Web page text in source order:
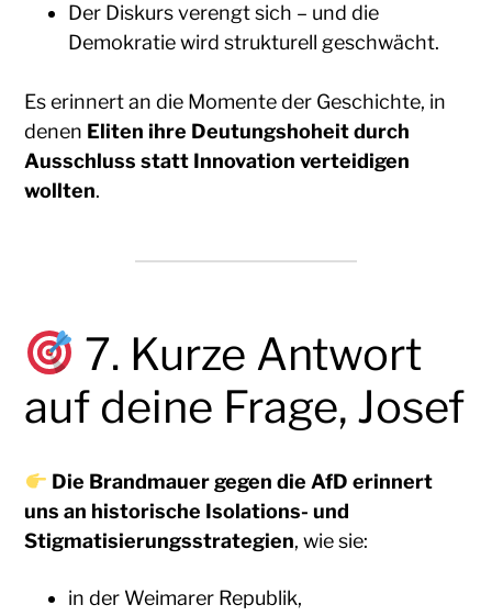
Der Diskurs verengt sich – und die
Demokratie wird strukturell geschwächt.
Es erinnert an die Momente der Geschichte, in
denen Eliten ihre Deutungshoheit durch
Ausschluss statt Innovation verteidigen
wollten.
7. Kurze Antwort
auf deine Frage, Josef
Die Brandmauer gegen die AfD erinnert
uns an historische Isolations- und
Stigmatisierungsstrategien, wie sie:
in der Weimarer Republik,